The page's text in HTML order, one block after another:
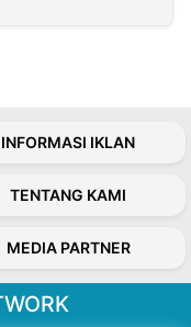
INFORMASI IKLAN
TENTANG KAMI
MEDIA PARTNER